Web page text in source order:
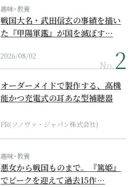
趣味･教養
戦国大名・武田信玄の事績を描い
た『甲陽軍鑑』が国を滅ぼす…
2026/08/02
No.
オーダーメイドで製作する、高機
能かつ充電式の耳あな型補聴器
PR(ソノヴァ・ジャパン株式会社)
趣味･教養
悪女から戦国ものまで。『篤姫』
でピークを迎えて過去15作…